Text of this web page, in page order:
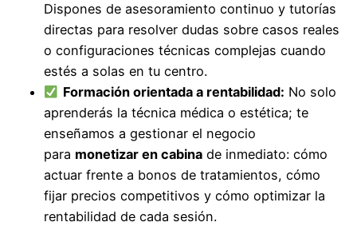
Dispones de asesoramiento continuo y tutorías
directas para resolver dudas sobre casos reales
o configuraciones técnicas complejas cuando
estés a solas en tu centro.
Formación orientada a rentabilidad: No solo
aprenderás la técnica médica o estética; te
enseñamos a gestionar el negocio
para monetizar en cabina de inmediato: cómo
actuar frente a bonos de tratamientos, cómo
fijar precios competitivos y cómo optimizar la
rentabilidad de cada sesión.